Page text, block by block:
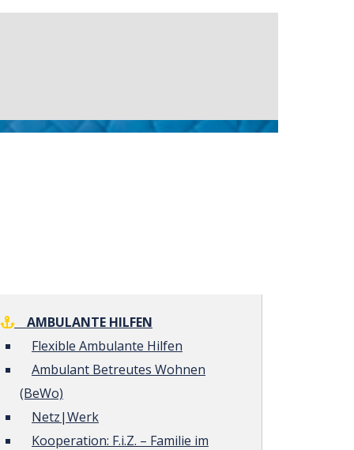
AMBULANTE HILFEN
Flexible Ambulante Hilfen
Ambulant Betreutes Wohnen
(BeWo)
Netz|Werk
Kooperation: F.i.Z. – Familie im